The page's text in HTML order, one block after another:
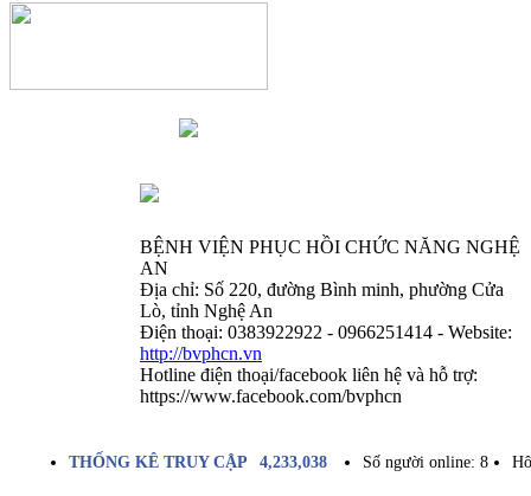
BỆNH VIỆN PHỤC HỒI CHỨC NĂNG NGHỆ
AN
Địa chỉ: Số 220, đường Bình minh, phường Cửa
Lò, tỉnh Nghệ An
Điện thoại: 0383922922 - 0966251414 - Website:
http://bvphcn.vn
Hotline điện thoại/facebook liên hệ và hỗ trợ:
https://www.facebook.com/bvphcn
THỐNG KÊ TRUY CẬP 4,233,038 Số người online: 8